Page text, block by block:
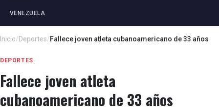
VENEZUELA
Inicio/Deportes/Fallece joven atleta cubanoamericano de 33 años
DEPORTES
Fallece joven atleta
cubanoamericano de 33 años